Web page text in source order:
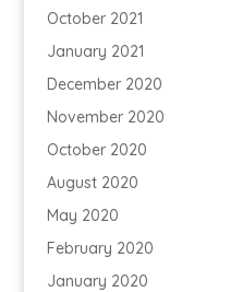
October 2021
January 2021
December 2020
November 2020
October 2020
August 2020
May 2020
February 2020
January 2020